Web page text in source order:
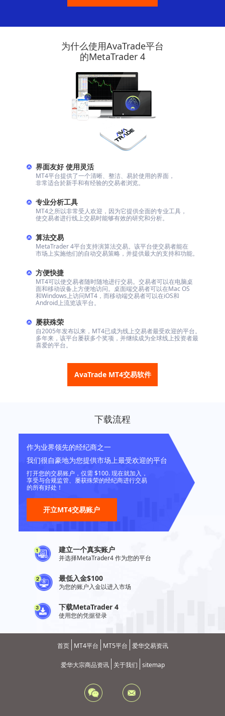
为什么使用AvaTrade平台
的MetaTrader 4
界面友好 使用灵活
MT4平台提供了一个清晰、整洁、易於使用的界面，
非常适合於新手和有经验的交易者浏览。
专业分析工具
MT4之所以非常受人欢迎，因为它提供全面的专业工具，
使交易者进行线上交易时能够有效的研究和分析。
算法交易
MetaTrader 4平台支持演算法交易。该平台使交易者能在
市场上实施他们的自动交易策略，并提供最大的支持和功能。
方便快捷
MT4可以使交易者随时随地进行交易。交易者可以在电脑桌
面和移动设备上方便地访问。桌面端交易者可以在Mac OS
和Windows上访问MT4，而移动端交易者可以在iOS和
Android上流览该平台。
屡获殊荣
自2005年发布以来，MT4已成为线上交易者最受欢迎的平台。
多年来，该平台屡获多个奖项，并继续成为全球线上投资者最
喜爱的平台。
AvaTrade MT4交易软件
下载流程
作为业界领先的经纪商之一
我们很自豪地为您提供市场上最受欢迎的平台
打开您的交易账户，仅需 $100. 现在就加入，
享受与合规监管、屡获殊荣的经纪商进行交易
的所有好处！
开立MT4交易账户
建立一个真实账户
并选择MetaTrader4 作为您的平台
最低入金$100
为您的账户入金以进入市场
下载MetaTrader 4
使用您的凭据登录
首页 MT4平台 MT5平台 爱华交易资讯
爱华大宗商品资讯 关于我们 sitemap